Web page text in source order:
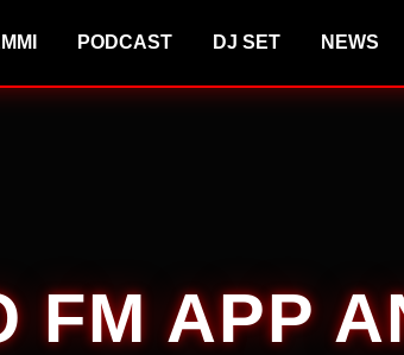
PODCAST DJ SET NEWS
FM APP